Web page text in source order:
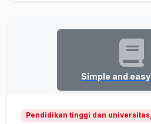
Simple and
Pendidikan tinggi dan